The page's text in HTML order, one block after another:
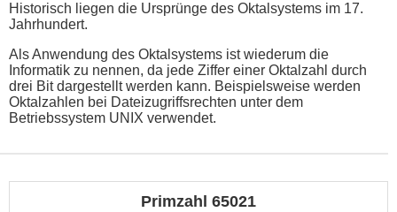
Historisch liegen die Ursprünge des Oktalsystems im 17.
Jahrhundert.
Als Anwendung des Oktalsystems ist wiederum die
Informatik zu nennen, da jede Ziffer einer Oktalzahl durch
drei Bit dargestellt werden kann. Beispielsweise werden
Oktalzahlen bei Dateizugriffsrechten unter dem
Betriebssystem UNIX verwendet.
Primzahl 65021